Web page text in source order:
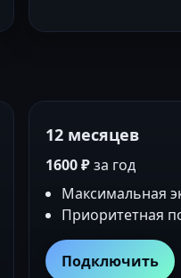
12 месяцев
1600 ₽за год
Максимальная
Приоритетная
Подключить